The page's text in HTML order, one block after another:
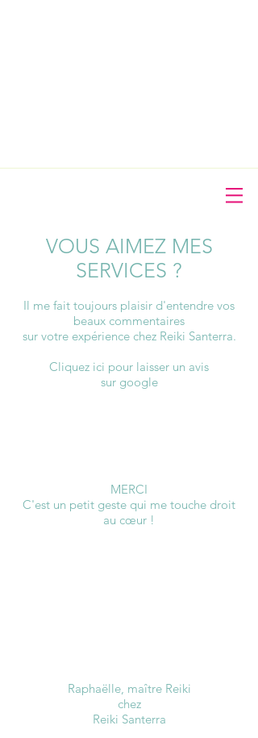
VOUS AIMEZ MES
SERVICES ?
Il me fait toujours plaisir d'entendre vos
beaux commentaires
sur votre expérience chez Reiki Santerra.
Cliquez ici pour laisser un avis
sur google
MERCI
C'est un petit geste qui me touche droit
au cœur !
Raphaëlle, maître Reiki
chez
Reiki Santerra